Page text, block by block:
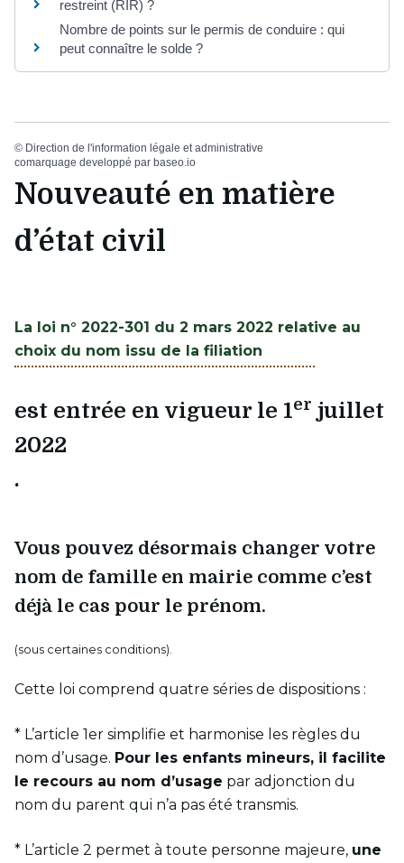
restreint (RIR) ?
Nombre de points sur le permis de conduire : qui
peut connaître le solde ?
© Direction de l'information légale et administrative
comarquage developpé par baseo.io
Nouveauté en matière
d’état civil
La loi n° 2022-301 du 2 mars 2022 relative au
choix du nom issu de la filiation
est entrée en vigueur le 1er juillet
2022
.
Vous pouvez désormais changer votre
nom de famille en mairie comme c’est
déjà le cas pour le prénom.
(sous certaines conditions).
Cette loi comprend quatre séries de dispositions :
* L’article 1er simplifie et harmonise les règles du
nom d’usage. Pour les enfants mineurs, il facilite
le recours au nom d’usage par adjonction du
nom du parent qui n’a pas été transmis.
* L’article 2 permet à toute personne majeure, une